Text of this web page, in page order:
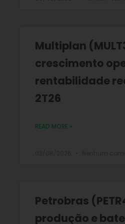
Multiplan
crescimento
rentabilidade
2T26
READ MORE »
Petrobras
produção e